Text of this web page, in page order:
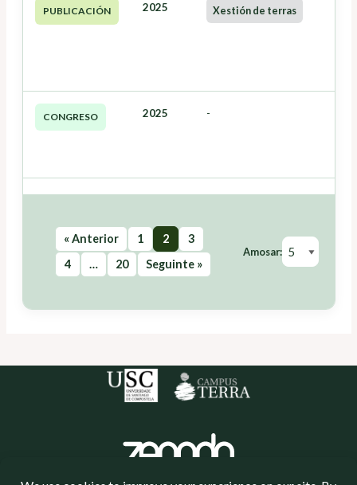
PUBLICACIÓN 2025 Xestión de terras
CONGRESO 2025 -
« Anterior 1 2
3
4
… 20 Seguinte »
Amosar: